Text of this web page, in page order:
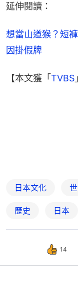
延伸閱讀：
想當山道猴？短
因掛假牌
【本文獲「TVBS
日本文化
歷史 日本
14